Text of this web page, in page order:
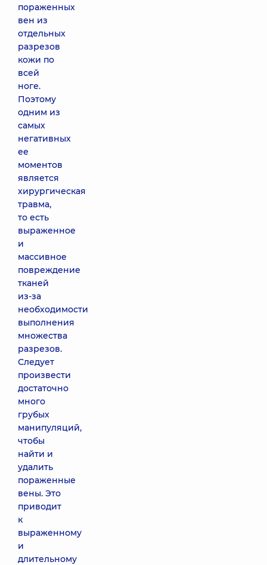
пораженных
вен из
отдельных
разрезов
кожи по
всей
ноге.
Поэтому
одним из
самых
негативных
ее
моментов
является
хирургическая
травма,
то есть
выраженное
и
массивное
повреждение
тканей
из-за
необходимости
выполнения
множества
разрезов.
Следует
произвести
достаточно
много
грубых
манипуляций,
чтобы
найти и
удалить
пораженные
вены. Это
приводит
к
выраженному
и
длительному